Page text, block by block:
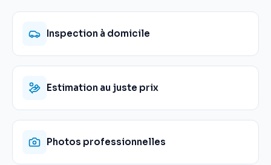
Inspection à domicile
Estimation au juste prix
Photos professionnelles